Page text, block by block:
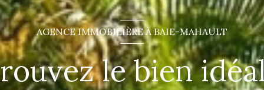
AGENCE IMMOBILIÈRE À BAIE-MAHAULT
le bien